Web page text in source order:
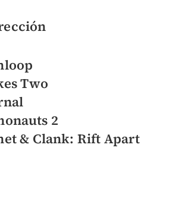
Two
2
& Clank: Rift Apart